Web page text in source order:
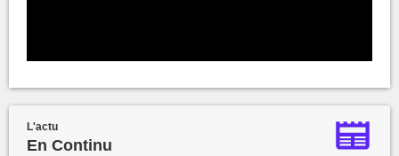
L'actu
En Continu